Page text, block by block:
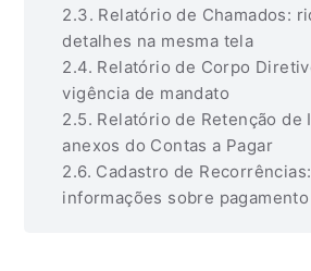
Relatório de Chamados:
detalhes na mesma tela
Relatório de Corpo
vigência de mandato
Relatório de Retenção de
anexos do Contas a Pagar
Cadastro de
informações sobre pagamento